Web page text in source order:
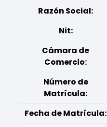
Razón Social:
Nit:
Cámara de
Comercio:
Número de
Matrícula:
Fecha de Matrícula: